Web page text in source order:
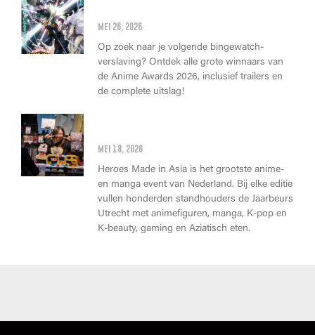
mei 26, 2026
Op zoek naar je volgende bingewatch-
verslaving? Ontdek alle grote winnaars van
de Anime Awards 2026, inclusief trailers en
de complete uitslag!
mei 18, 2026
Heroes Made in Asia is het grootste anime-
en manga event van Nederland. Bij elke editie
vullen honderden standhouders de Jaarbeurs
Utrecht met animefiguren, manga, K-pop en
K-beauty, gaming en Aziatisch eten.